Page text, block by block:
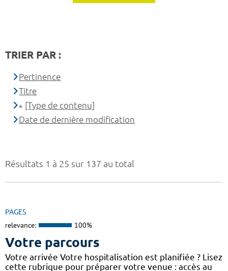
Résultats 1 à 25 sur 137 au total
PAGES
relevance: 100%
Votre parcours
Votre arrivée Votre hospitalisation est planifiée ? Lisez
cette rubrique pour préparer votre venue : accès au
TRIER PAR :
Pertinence
Titre
[Type de contenu]
Date de dernière modification